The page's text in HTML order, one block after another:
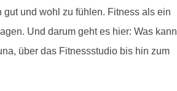
und wohl zu fühlen. Fitness als ein
Und darum geht es hier: Was kann
über das Fitnessstudio bis hin zum